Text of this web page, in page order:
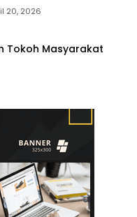
20, 2026
Tokoh Masyarakat